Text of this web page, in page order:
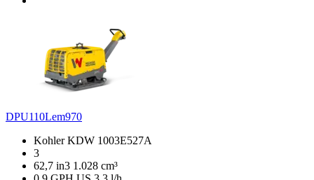
DPU110Lem970
Kohler KDW 1003E527A
3
62,7 in3 1.028 cm³